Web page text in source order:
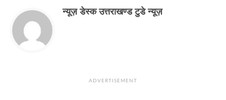
न्यूज़ डेस्क उत्तराखण्ड टुडे न्यूज़
ADVERTISEMENT